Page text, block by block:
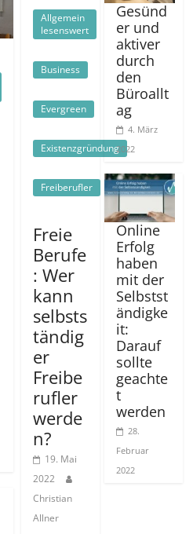
Allgemein
lesenswert
Business
Evergreen
Existenzgründung
Freiberufler
Freie
Berufe
: Wer
kann
selbsts
tändig
er
Freibe
rufler
werde
n?
19. Mai
2022
Christian
Allner
Gesünd
er und
aktiver
durch
den
Büroallt
ag
4. März
2022
Online
Erfolg
haben
mit der
Selbstst
ändigke
it:
Darauf
sollte
geachte
t
werden
28.
Februar
2022